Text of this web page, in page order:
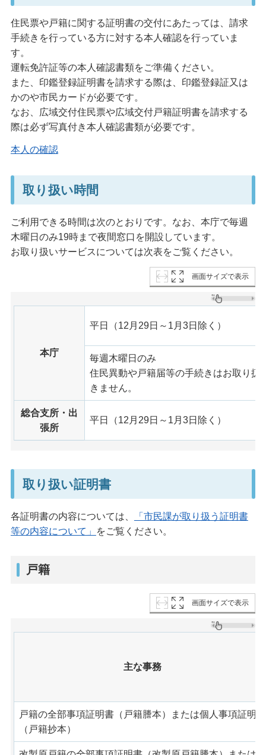
住民票や戸籍に関する証明書の交付にあたっては、請求
手続きを行っている方に対する本人確認を行っていま
す。
運転免許証等の本人確認書類をご準備ください。
また、印鑑登録証明書を請求する際は、印鑑登録証又は
かのや市民カードが必要です。
なお、広域交付住民票や広域交付戸籍証明書を請求する
際は必ず写真付き本人確認書類が必要です。
本人の確認
取り扱い時間
ご利用できる時間は次のとおりです。なお、本庁で毎週
木曜日のみ19時まで夜間窓口を開設しています。
お取り扱いサービスについては次表をご覧ください。
画面サイズで表示
本庁
平日（12月29日～1月3日除く）
毎週木曜日のみ
住民異動や戸籍届等の手続きはお取り扱
きません。
総合支所・出
張所
平日（12月29日～1月3日除く）
取り扱い証明書
各証明書の内容については、
「市民課が取り扱う証明書
等の内容について」
をご覧ください。
戸籍
画面サイズで表示
主な事務
戸籍の全部事項証明書（戸籍謄本）または個人事項証明書
（戸籍抄本）